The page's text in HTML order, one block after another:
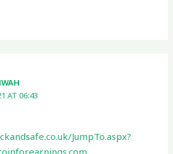
AT 06:43
JumpTo.aspx?